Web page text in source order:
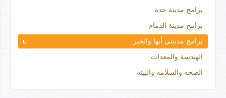
برامج مدينة جدة
برامج مدينة الدمام
برامج مدينتي أبها والخبر
الهندسة والمعدات
الصحه والسلامه والبيئه